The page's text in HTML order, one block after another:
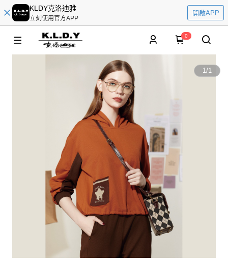
KLDY克洛迪雅
立刻使用官方APP
開啟APP
0
1/1